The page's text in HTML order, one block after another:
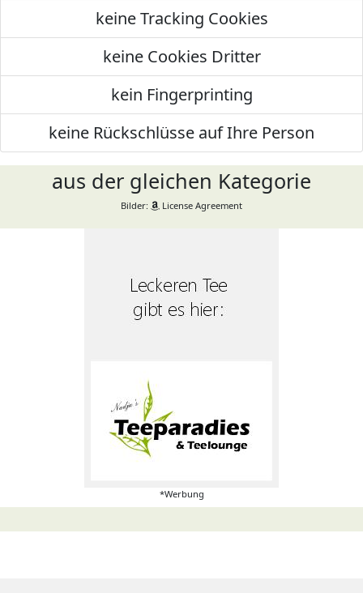
keine Tracking Cookies
keine Cookies Dritter
kein Fingerprinting
keine Rückschlüsse auf Ihre Person
aus der gleichen Kategorie
Bilder: License Agreement
*Werbung